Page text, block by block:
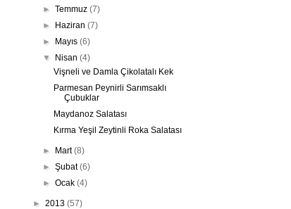
►Temmuz(7)
► Haziran(7)
► Mayıs(6)
▼ Nisan(4)
Vişneli ve Damla Çikolatalı Kek
Parmesan Peynirli Sarımsaklı
Çubuklar
Maydanoz Salatası
Kırma Yeşil Zeytinli Roka Salatası
► Mart(8)
►Şubat(6)
►Ocak(4)
► 2013 (57)